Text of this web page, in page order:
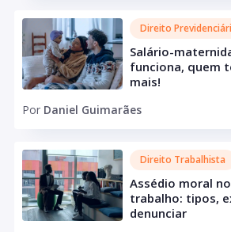
Direito
Salário-
funciona, quem
mais!
Por Daniel Guimarães
Direito Trabalhista
Assédio moral
trabalho: tipos,
denunciar